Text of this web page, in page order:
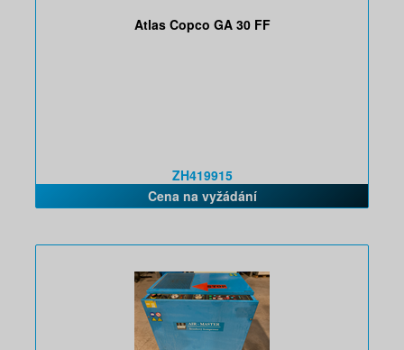
Atlas Copco GA 30 FF
ZH419915
Cena na vyžádání